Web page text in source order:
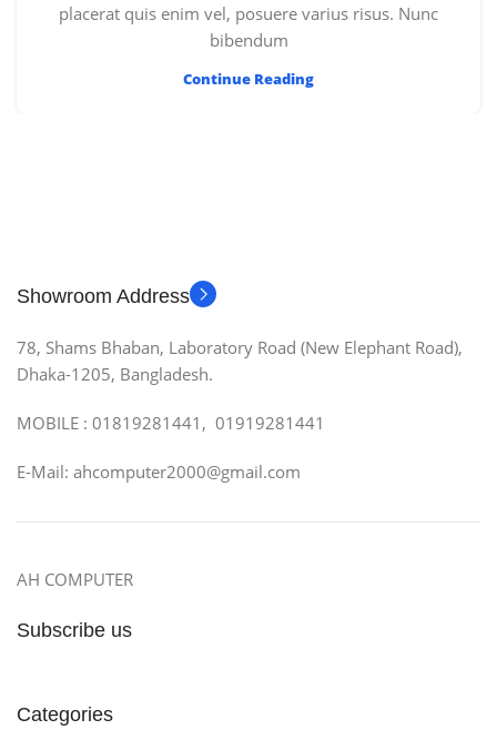
placerat quis enim vel, posuere varius risus. Nunc
bibendum
Continue Reading
Showroom Address
78, Shams Bhaban, Laboratory Road (New Elephant Road),
Dhaka-1205, Bangladesh.
MOBILE : 01819281441, 01919281441
E-Mail: ahcomputer2000@gmail.com
AH COMPUTER
Subscribe us
Categories